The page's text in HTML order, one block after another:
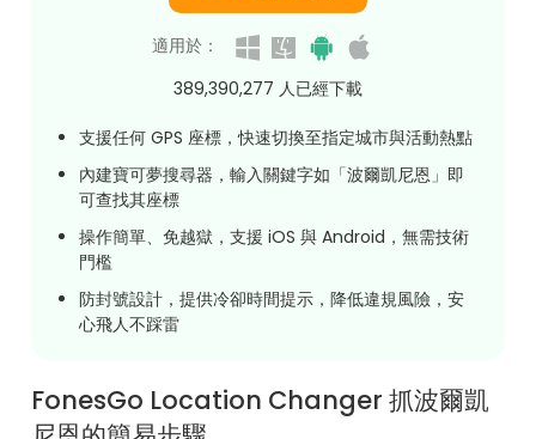
適用於：
389,390,281人已經下載
支援任何 GPS 座標，快速切換至指定城市與活動熱點
內建寶可夢搜尋器，輸入關鍵字如「波爾凱尼恩」即
可查找其座標
操作簡單、免越獄，支援 iOS 與 Android，無需技術
門檻
防封號設計，提供冷卻時間提示，降低違規風險，安
心飛人不踩雷
FonesGo Location Changer 抓波爾凱